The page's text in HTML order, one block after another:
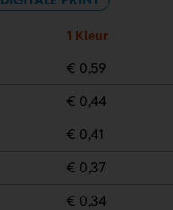
1 Kleur
€ 0,59
€ 0,44
€ 0,41
€ 0,37
€ 0,34